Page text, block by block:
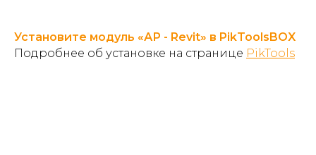
Установите модуль «АР - Revit» в PikToolsBOX
Подробнее об установке на странице PikTools